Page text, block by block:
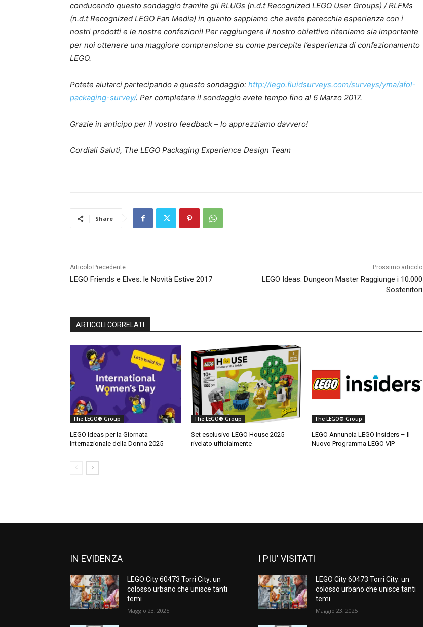
conducendo questo sondaggio tramite gli RLUGs (n.d.t Recognized LEGO User Groups) / RLFMs
(n.d.t Recognized LEGO Fan Media) in quanto sappiamo che avete parecchia esperienza con i
nostri prodotti e le nostre confezioni! Per raggiungere il nostro obiettivo riteniamo sia importante
per noi ottenere una maggiore comprensione su come percepite l’esperienza di confezionamento
LEGO.
Potete aiutarci partecipando a questo sondaggio: http://lego.fluidsurveys.com/surveys/yma/afol-
packaging-survey/. Per completare il sondaggio avete tempo fino al 6 Marzo 2017.
Grazie in anticipo per il vostro feedback – lo apprezziamo davvero!
Cordiali Saluti, The LEGO Packaging Experience Design Team
Share
Articolo Precedente
LEGO Friends e Elves: le Novità Estive 2017
Prossimo articolo
LEGO Ideas: Dungeon Master Raggiunge i 10.000
Sostenitori
ARTICOLI CORRELATI
The LEGO® Group
LEGO Ideas per la Giornata
Internazionale della Donna 2025
The LEGO® Group
Set esclusivo LEGO House 2025
rivelato ufficialmente
The LEGO® Group
LEGO Annuncia LEGO Insiders – Il
Nuovo Programma LEGO VIP
IN EVIDENZA
LEGO City 60473 Torri City: un
colosso urbano che unisce tanti
temi
Maggio 23, 2025
I PIU' VISITATI
LEGO City 60473 Torri City: un
colosso urbano che unisce tanti
temi
Maggio 23, 2025